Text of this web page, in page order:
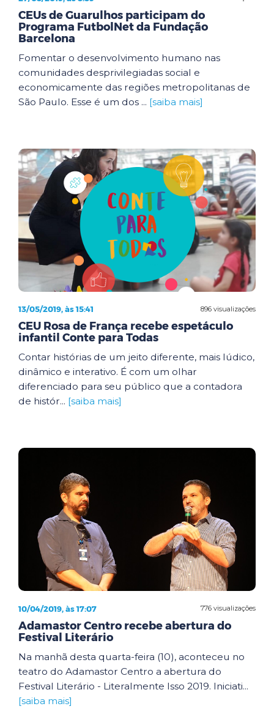
CEUs de Guarulhos participam do
Programa FutbolNet da Fundação
Barcelona
Fomentar o desenvolvimento humano nas
comunidades desprivilegiadas social e
economicamente das regiões metropolitanas de
São Paulo. Esse é um dos ... [saiba mais]
896 visualizações
13/05/2019, às 15:41
CEU Rosa de França recebe espetáculo
infantil Conte para Todas
Contar histórias de um jeito diferente, mais lúdico,
dinâmico e interativo. É com um olhar
diferenciado para seu público que a contadora
de histór... [saiba mais]
776 visualizações
10/04/2019, às 17:07
Adamastor Centro recebe abertura do
Festival Literário
Na manhã desta quarta-feira (10), aconteceu no
teatro do Adamastor Centro a abertura do
Festival Literário - Literalmente Isso 2019. Iniciati...
[saiba mais]